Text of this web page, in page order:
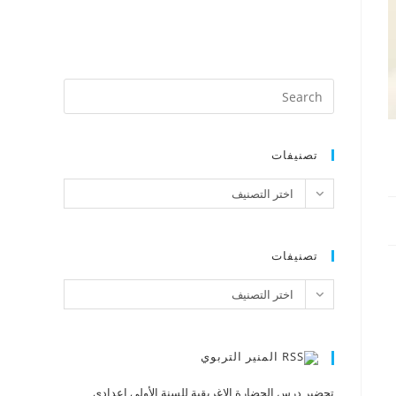
تصنيفات
تصنيفات اختر التصنيف
تصنيفات
تصنيفات اختر التصنيف
المنير التربوي
تحضير درس الحضارة الإغريقية للسنة الأولى إعدادي